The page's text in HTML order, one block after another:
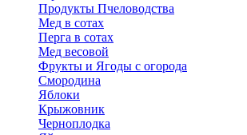
Продукты Пчеловодства
Мед в сотах
Перга в сотах
Мед весовой
Фрукты и Ягоды с огорода
Смородина
Яблоки
Крыжовник
Черноплодка